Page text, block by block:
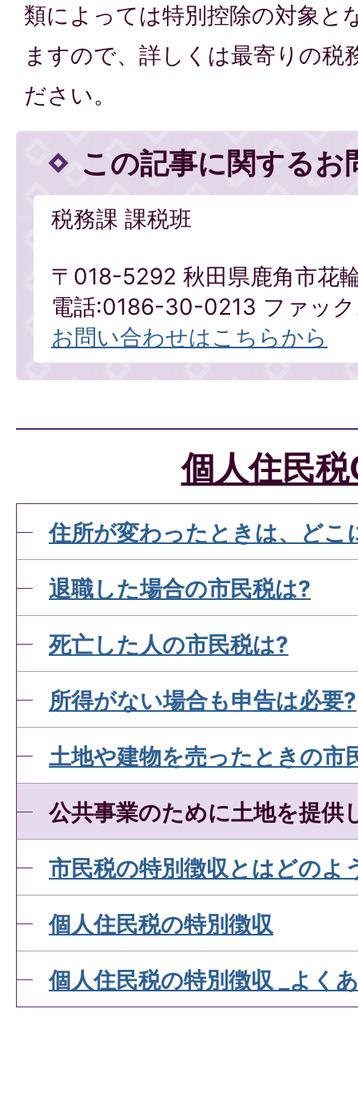
類によっては特別控除の対象と
ますので、詳しくは最寄りの税
ださい。
この記事に関するお
税務課 課税班
〒018-5292 秋田県鹿角市花
電話:0186-30-0213 ファッ
お問い合わせはこちらから
個人住民
住所が変わったときは、どこ
退職した場合の市民税は?
死亡した人の市民税は?
所得がない場合も申告は必要?
土地や建物を売ったときの市
公共事業のために土地を提供
市民税の特別徴収とはどのよ
個人住民税の特別徴収
個人住民税の特別徴収 _よく